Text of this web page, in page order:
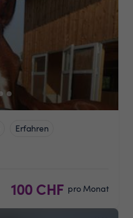
Erfahren
100 CHF pro Monat